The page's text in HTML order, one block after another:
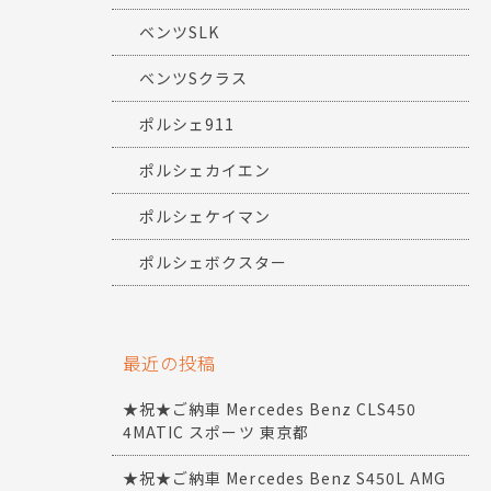
ベンツSLK
ベンツSクラス
ポルシェ911
ポルシェカイエン
ポルシェケイマン
ポルシェボクスター
最近の投稿
★祝★ご納車 Mercedes Benz CLS450
4MATIC スポーツ 東京都
★祝★ご納車 Mercedes Benz S450L AMG